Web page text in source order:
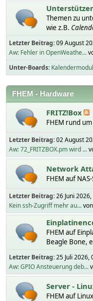
Themen zu
wie z.B.
Letzter Beitrag:09 August
Aw: Fehler in OpenWeathe...
Unter-Boards
FHEM - Hardware
FRITZ!Box
FHEM rund
Letzter Beitrag:02 August
Aw: 72_FRITZBOX.pm wird ...
Network
FHEM auf
Letzter Beitrag:26 Juni
Kein ssh-Zugriff mehr au...von
FHEM auf
Beagle Bone,
Letzter Beitrag:25 Juli 2026,
Aw: GPIO Ansteuerung deb...
Server -
FHEM auf